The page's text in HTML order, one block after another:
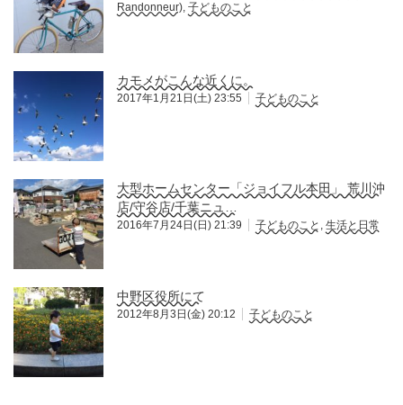
Randonneur), 子どものこと
カモメがこんな近くに。
2017年1月21日(土) 23:55 子どものこと
大型ホームセンター「ジョイフル本田」 荒川沖
店/守谷店/千葉ニュ…
2016年7月24日(日) 21:39 子どものこと , 生活と日常
中野区役所にて
2012年8月3日(金) 20:12 子どものこと